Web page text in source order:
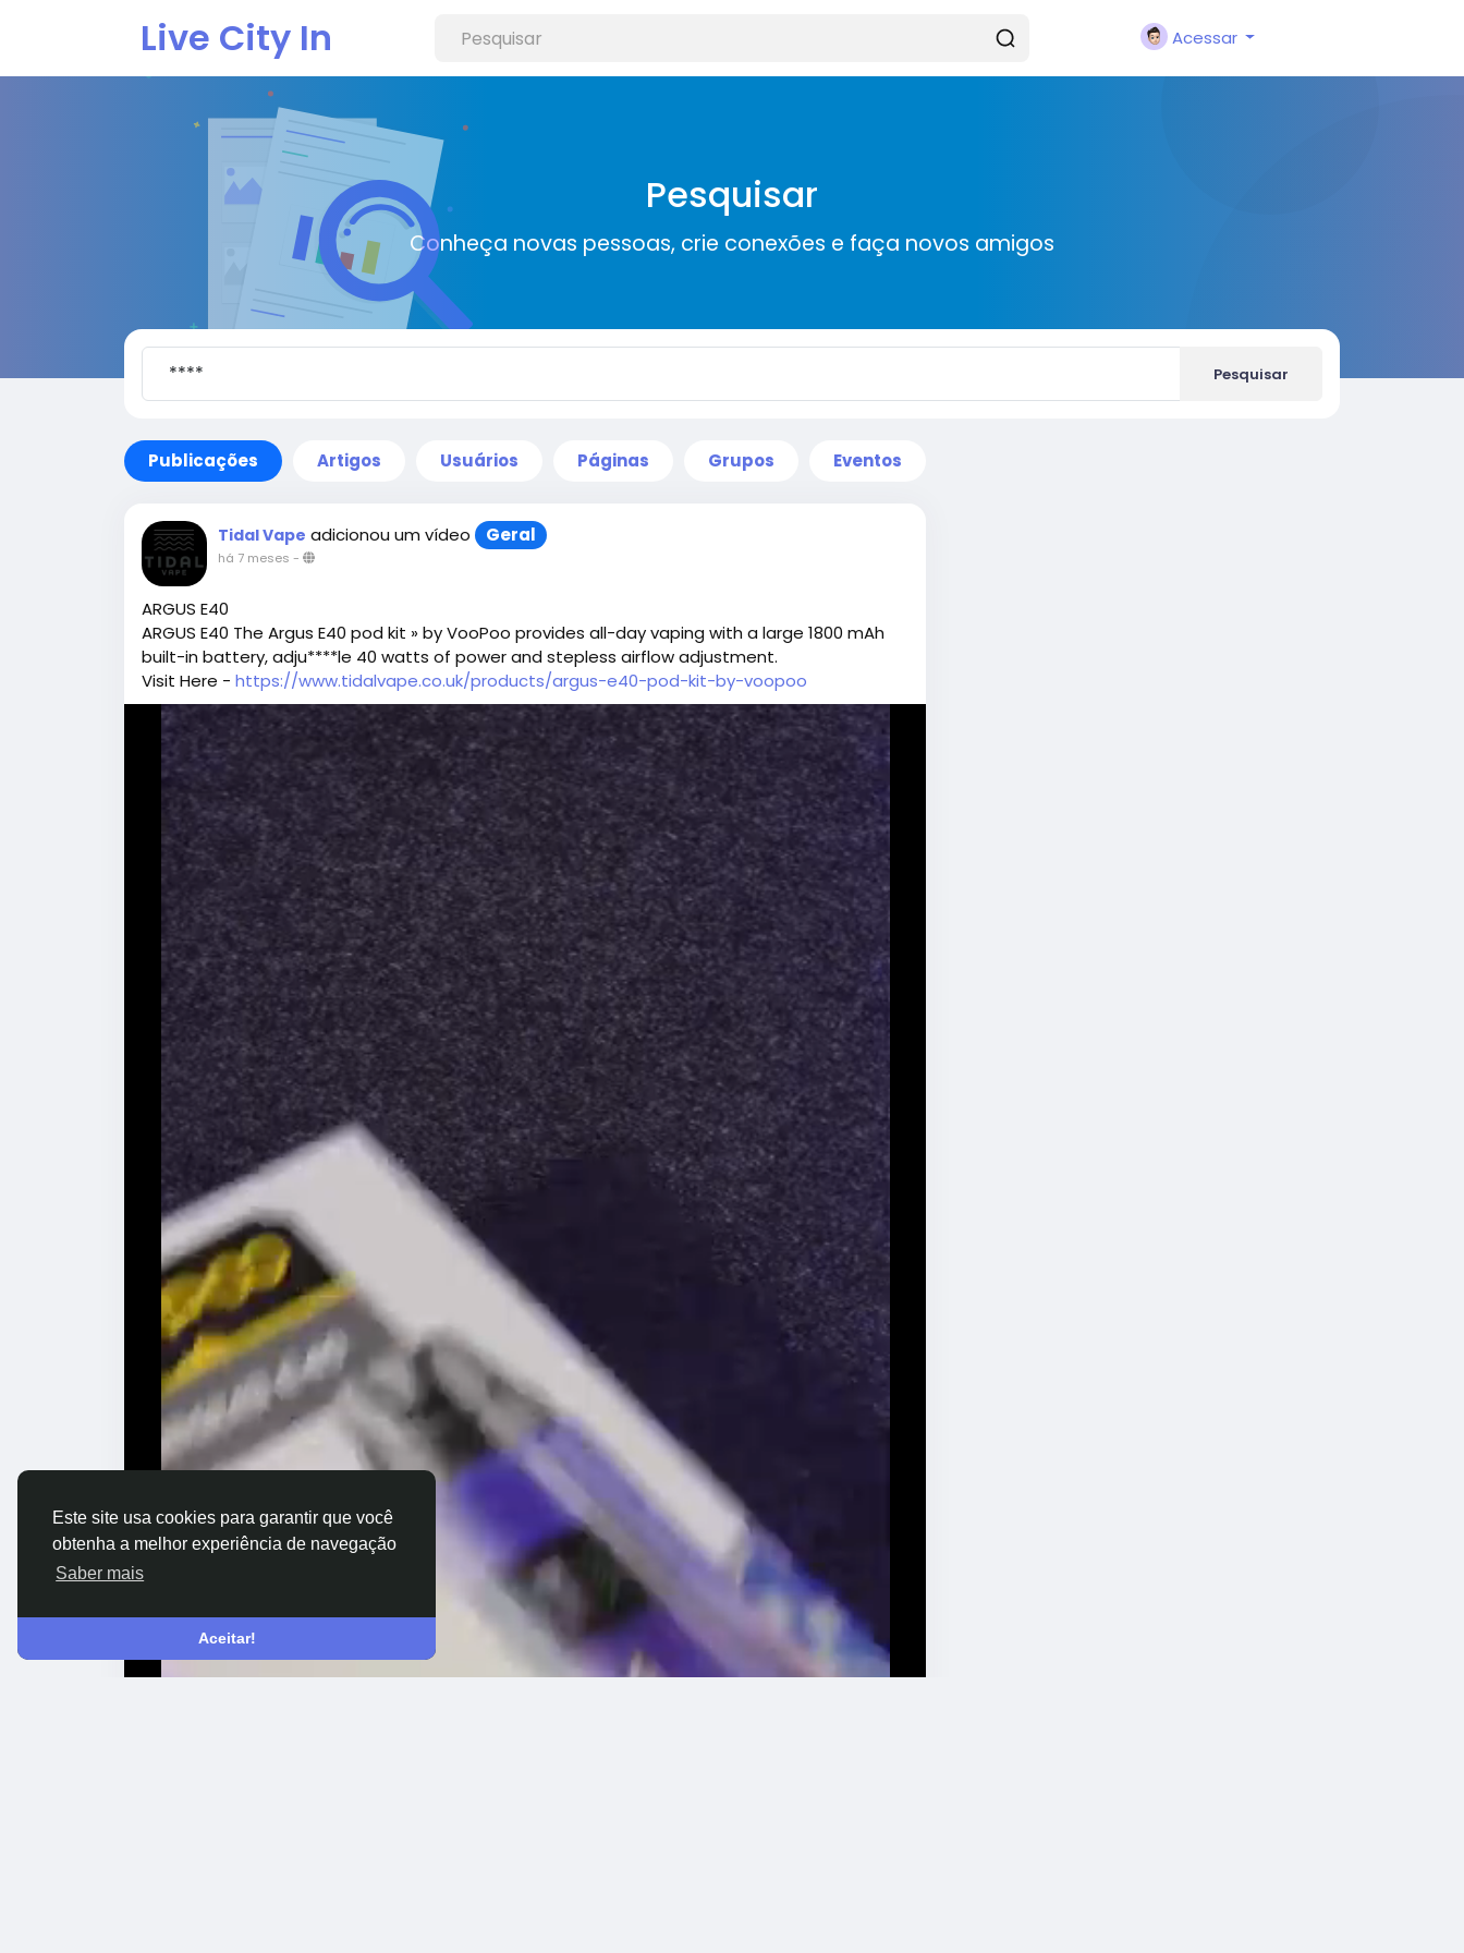
Este site usa cookies para garantir que você
obtenha a melhor experiência de navegação
Saber mais
Aceitar!
Live City In Acessar
Pesquisar
Conheça novas pessoas, crie conexões e faça novos amigos
Pesquisar
Publicações Artigos Usuários Páginas Grupos Eventos
Tidal Vape adicionou um vídeo Geral
há 7 meses -
ARGUS E40
ARGUS E40 The Argus E40 pod kit » by VooPoo provides all-day vaping with a large 1800 mAh
built-in battery, adju****le 40 watts of power and stepless airflow adjustment.
Visit Here - https://www.tidalvape.co.uk/products/argus-e40-pod-kit-by-voopoo